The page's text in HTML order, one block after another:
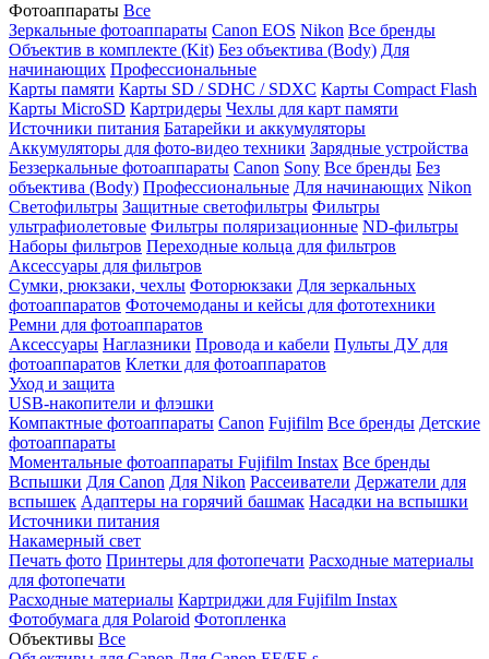
Фотоаппараты Все
Зеркальные фотоаппараты Canon EOS Nikon Все бренды
Объектив в комплекте (Kit) Без объектива (Body) Для
начинающих Профессиональные
Карты памяти Карты SD / SDHC / SDXC Карты Compact Flash
Карты MicroSD Картридеры Чехлы для карт памяти
Источники питания Батарейки и аккумуляторы
Аккумуляторы для фото-видео техники Зарядные устройства
Беззеркальные фотоаппараты Canon Sony Все бренды Без
объектива (Body) Профессиональные Для начинающих Nikon
Светофильтры Защитные светофильтры Фильтры
ультрафиолетовые Фильтры поляризационные ND-фильтры
Наборы фильтров Переходные кольца для фильтров
Аксессуары для фильтров
Сумки, рюкзаки, чехлы Фоторюкзаки Для зеркальных
фотоаппаратов Фоточемоданы и кейсы для фототехники
Ремни для фотоаппаратов
Аксессуары Наглазники Провода и кабели Пульты ДУ для
фотоаппаратов Клетки для фотоаппаратов
Уход и защита
USB-накопители и флэшки
Компактные фотоаппараты Canon Fujifilm Все бренды Детские
фотоаппараты
Моментальные фотоаппараты Fujifilm Instax Все бренды
Вспышки Для Canon Для Nikon Рассеиватели Держатели для
вспышек Адаптеры на горячий башмак Насадки на вспышки
Источники питания
Накамерный свет
Печать фото Принтеры для фотопечати Расходные материалы
для фотопечати
Расходные материалы Картриджи для Fujifilm Instax
Фотобумага для Polaroid Фотопленка
Объективы Все